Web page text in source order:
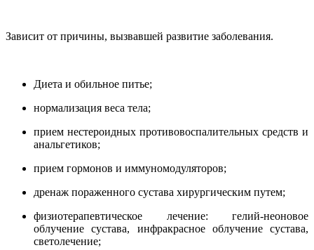
Зависит от причины, вызвавшей развитие заболевания.
Диета и обильное питье;
нормализация веса тела;
прием нестероидных противовоспалительных средств и
анальгетиков;
прием гормонов и иммуномодуляторов;
дренаж пораженного сустава хирургическим путем;
физиотерапевтическое лечение: гелий-неоновое
облучение сустава, инфракрасное облучение сустава,
светолечение;